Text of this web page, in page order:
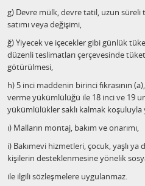
g) Devre mülk, devre tatil, uzun
satımı veya değişimi,
ğ) Yiyecek ve içecekler gibi günlük
düzenli teslimatları çerçevesinde
götürülmesi,
h) 5 inci maddenin birinci fıkrasının
verme yükümlülüğü ile 18 inci ve 19
yükümlülükler saklı kalmak koşuluyla
ı) Malların montaj, bakım ve onarımı,
i) Bakımevi hizmetleri, çocuk, yaşlı ya
kişilerin desteklenmesine yönelik
ile ilgili sözleşmelere uygulanmaz.